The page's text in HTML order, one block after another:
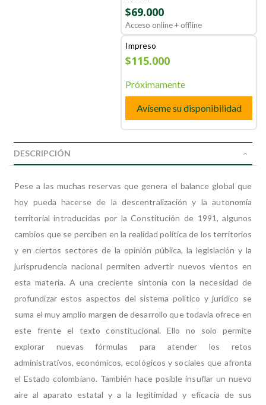
$69.000
Acceso online + offline
Impreso
$115.000
Próximamente
Avíseme su disponibilidad
DESCRIPCIÓN
Pese a las muchas reservas que genera el balance global que
hoy pueda hacerse de la descentralización y la autonomía
territorial introducidas por la Constitución de 1991, algunos
cambios que se perciben en la realidad política de los territorios
y en ciertos sectores de la opinión pública, la legislación y la
jurisprudencia nacional permiten advertir nuevos vientos en
esta materia. A una creciente sintonía con la necesidad de
profundizar estos aspectos del sistema político y jurídico se
suma el muy amplio margen de desarrollo que todavía ofrece en
este frente el texto constitucional. Ello no solo permite
explorar nuevas fórmulas para atender los retos
administrativos, económicos, ecológicos y sociales que afronta
el Estado colombiano. También hace posible insuflar un nuevo
aire al aparato estatal y a la legitimidad y eficacia de sus